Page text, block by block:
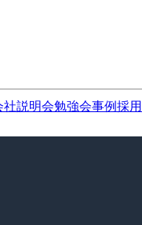
社説明会勉強会事例採用